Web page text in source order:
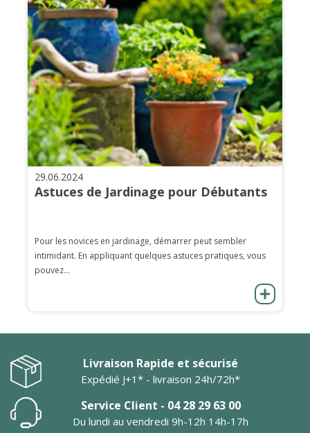
29.06.2024
Astuces de Jardinage pour Débutants
Pour les novices en jardinage, démarrer peut sembler
intimidant. En appliquant quelques astuces pratiques, vous
pouvez...
Livraison Rapide et sécurisé
Expédié J+1* - livraison 24h/72h*
Service Client - 04 28 29 63 00
Du lundi au vendredi 9h-12h 14h-17h